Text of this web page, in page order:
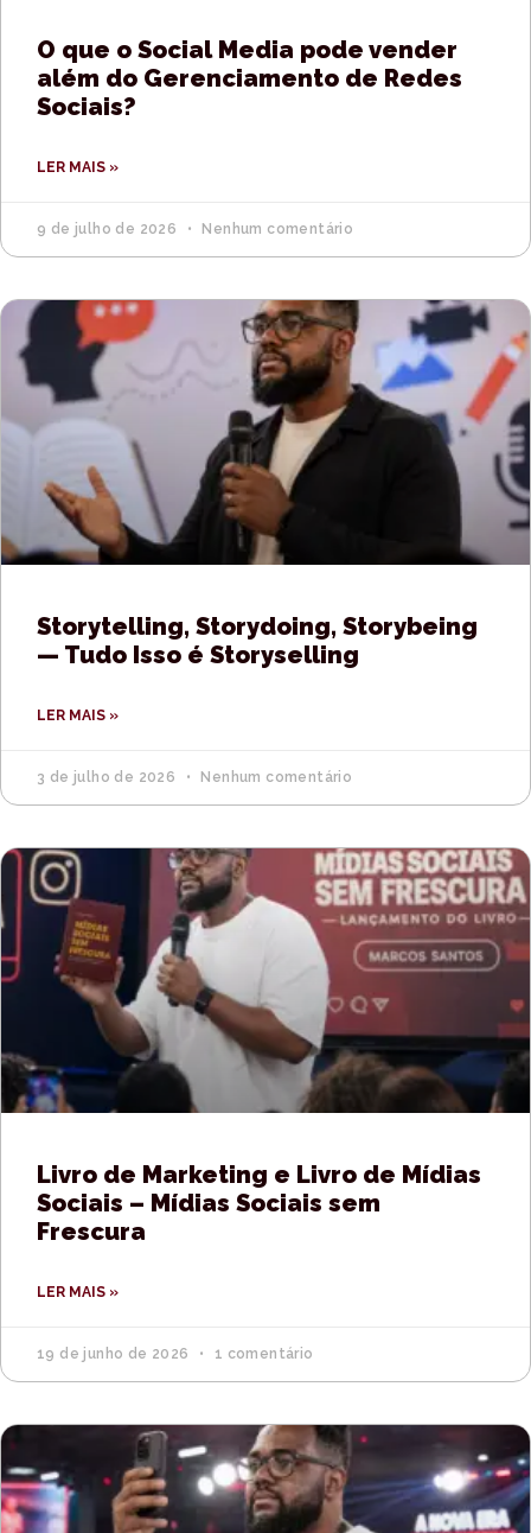
O que o Social Media pode vender
além do Gerenciamento de Redes
Sociais?
LER MAIS »
9 de julho de 2026 Nenhum comentário
Storytelling, Storydoing, Storybeing
— Tudo Isso é Storyselling
LER MAIS »
3 de julho de 2026 Nenhum comentário
Livro de Marketing e Livro de Mídias
Sociais – Mídias Sociais sem
Frescura
LER MAIS »
19 de junho de 2026 1 comentário